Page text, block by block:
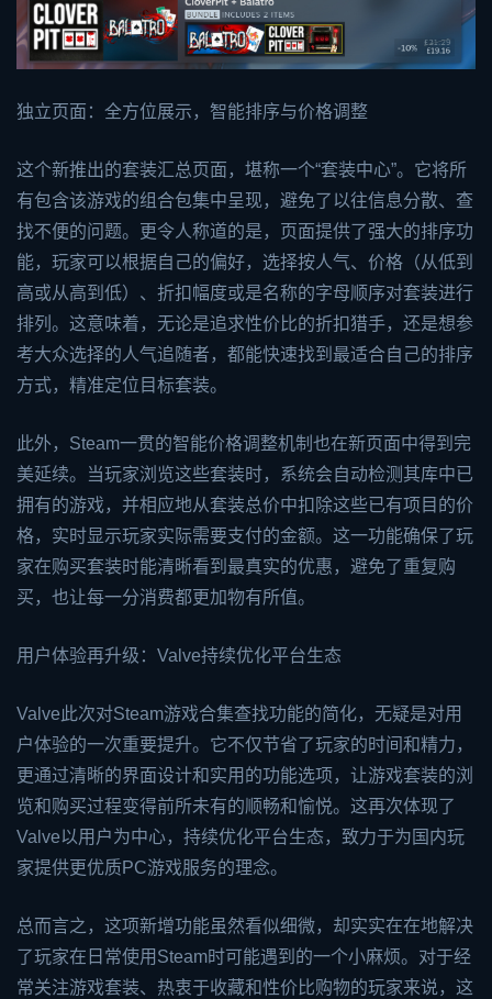
独立页面：全方位展示，智能排序与价格调整
这个新推出的套装汇总页面，堪称一个“套装中心”。它将所
有包含该游戏的组合包集中呈现，避免了以往信息分散、查
找不便的问题。更令人称道的是，页面提供了强大的排序功
能，玩家可以根据自己的偏好，选择按人气、价格（从低到
高或从高到低）、折扣幅度或是名称的字母顺序对套装进行
排列。这意味着，无论是追求性价比的折扣猎手，还是想参
考大众选择的人气追随者，都能快速找到最适合自己的排序
方式，精准定位目标套装。
此外，Steam一贯的智能价格调整机制也在新页面中得到完
美延续。当玩家浏览这些套装时，系统会自动检测其库中已
拥有的游戏，并相应地从套装总价中扣除这些已有项目的价
格，实时显示玩家实际需要支付的金额。这一功能确保了玩
家在购买套装时能清晰看到最真实的优惠，避免了重复购
买，也让每一分消费都更加物有所值。
用户体验再升级：Valve持续优化平台生态
Valve此次对Steam游戏合集查找功能的简化，无疑是对用
户体验的一次重要提升。它不仅节省了玩家的时间和精力，
更通过清晰的界面设计和实用的功能选项，让游戏套装的浏
览和购买过程变得前所未有的顺畅和愉悦。这再次体现了
Valve以用户为中心，持续优化平台生态，致力于为国内玩
家提供更优质PC游戏服务的理念。
总而言之，这项新增功能虽然看似细微，却实实在在地解决
了玩家在日常使用Steam时可能遇到的一个小麻烦。对于经
常关注游戏套装、热衷于收藏和性价比购物的玩家来说，这